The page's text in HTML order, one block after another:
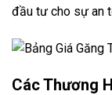
đầu tư cho sự an
Các Thương